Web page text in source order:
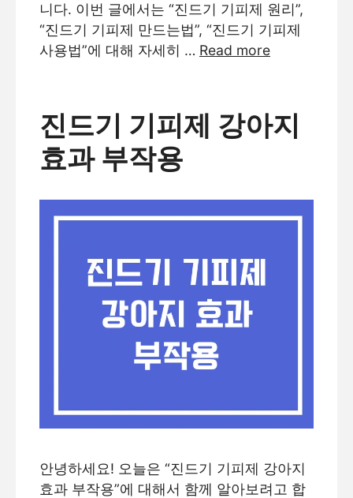
니다. 이번 글에서는 “진드기 기피제 원리”,
“진드기 기피제 만드는법”, “진드기 기피제
사용법”에 대해 자세히 … Read more
진드기 기피제 강아지
효과 부작용
안녕하세요! 오늘은 “진드기 기피제 강아지
효과 부작용”에 대해서 함께 알아보려고 합